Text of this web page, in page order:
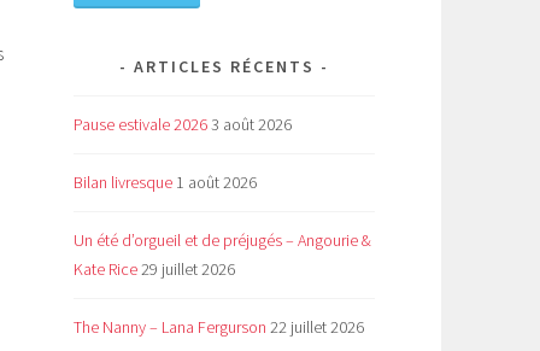
ARTICLES RÉCENTS
Pause estivale 20263 août 2026
Bilan livresque 1 août 2026
Un été d’orgueil et de préjugés – Angourie &
Kate Rice29 juillet 2026
The Nanny – Lana Fergurson 22 juillet 2026